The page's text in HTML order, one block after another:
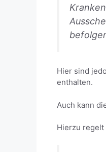
Hier sind
enthalten.
Auch kann
Hierzu regelt